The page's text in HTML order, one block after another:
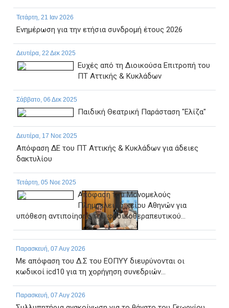
Τετάρτη, 21 Ιαν 2026
Ενημέρωση για την ετήσια συνδρομή έτους 2026
Δευτέρα, 22 Δεκ 2025
Ευχές από τη Διοικούσα Επιτροπή του
ΠΤ Αττικής & Κυκλάδων
Σάββατο, 06 Δεκ 2025
Παιδική Θεατρική Παράσταση "Ελίζα"
Δευτέρα, 17 Νοε 2025
Απόφαση ΔΕ του ΠΤ Αττικής & Κυκλάδων για άδειες
δακτυλίου
Τετάρτη, 05 Νοε 2025
Απόφαση του Μονομελούς
Πλημμελειοδικείου Αθηνών για
υπόθεση αντιποίησης του φυσικοθεραπευτικού...
Παρασκευή, 07 Αυγ 2026
Με απόφαση του Δ.Σ του ΕΟΠΥΥ διευρύνονται οι
κωδικοί icd10 για τη χορήγηση συνεδριών...
Παρασκευή, 07 Αυγ 2026